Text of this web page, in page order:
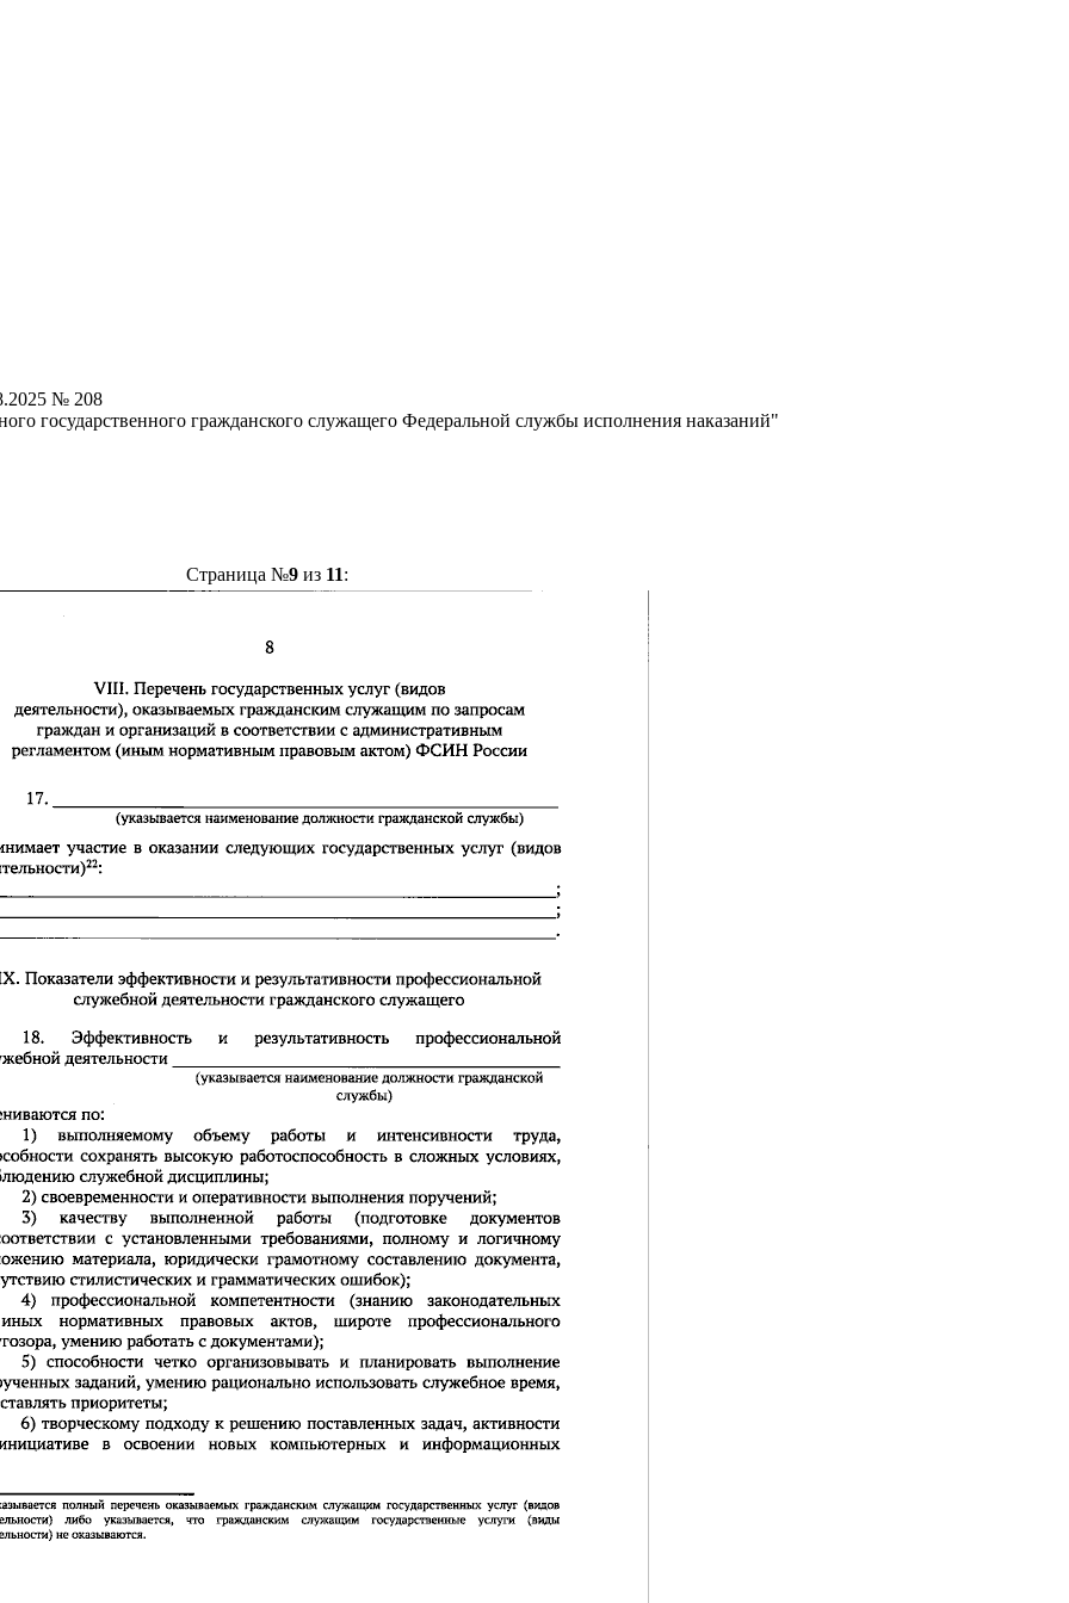
№ 208
государственного гражданского служащего Федеральной службы исполнения наказаний"
Страница №9 из 11: